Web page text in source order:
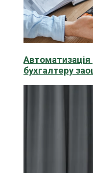
Автоматизація
бухгалтеру